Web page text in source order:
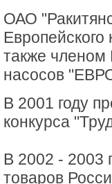
ОАО
также членом
насосов
В 2001 году
конкурса
В 2002 - 2003
товаров